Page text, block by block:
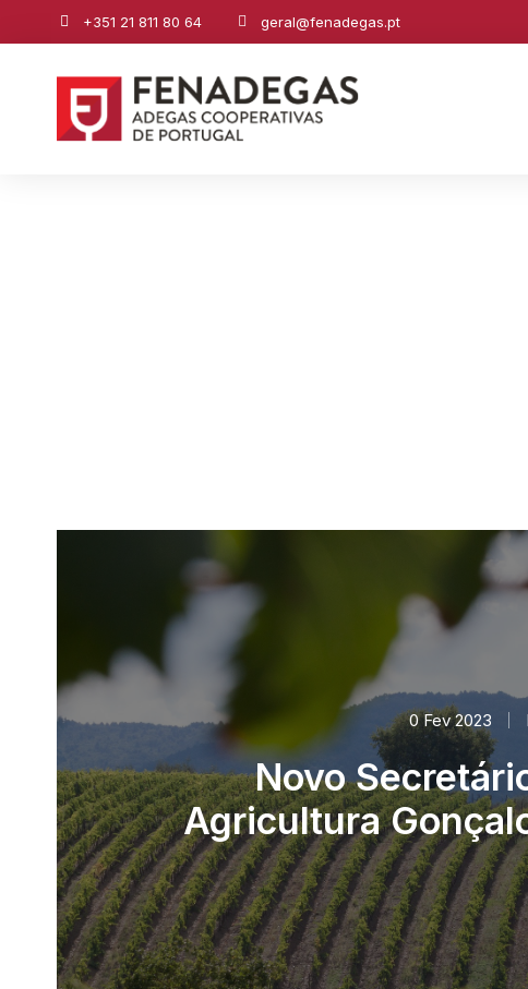
+351 21 811 80 64 geral@fenadegas.pt
0 Fev 2023
Novo
Agricultura